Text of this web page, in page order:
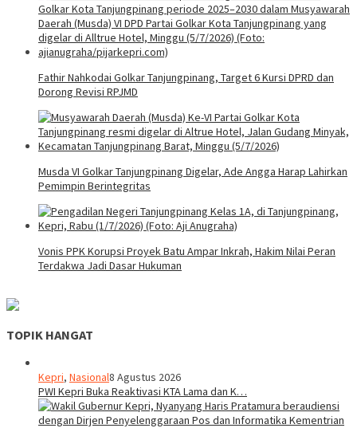
Fathir Nahkodai Golkar Tanjungpinang, Target 6 Kursi DPRD dan
Dorong Revisi RPJMD
Musda VI Golkar Tanjungpinang Digelar, Ade Angga Harap Lahirkan
Pemimpin Berintegritas
Vonis PPK Korupsi Proyek Batu Ampar Inkrah, Hakim Nilai Peran
Terdakwa Jadi Dasar Hukuman
TOPIK HANGAT
Kepri, Nasional8 Agustus 2026
PWI Kepri Buka Reaktivasi KTA Lama dan K…